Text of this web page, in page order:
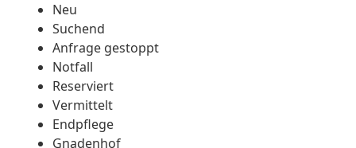
Neu
Suchend
Anfrage gestoppt
Notfall
Reserviert
Vermittelt
Endpflege
Gnadenhof